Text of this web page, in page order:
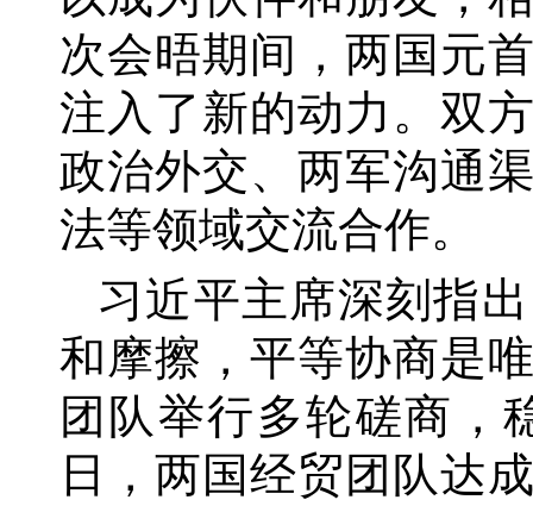
次会晤期间，两国元
注入了新的动力。双
政治外交、两军沟通
法等领域交流合作。
习近平主席深刻指
和摩擦，平等协商是
团队举行多轮磋商，
日，两国经贸团队达